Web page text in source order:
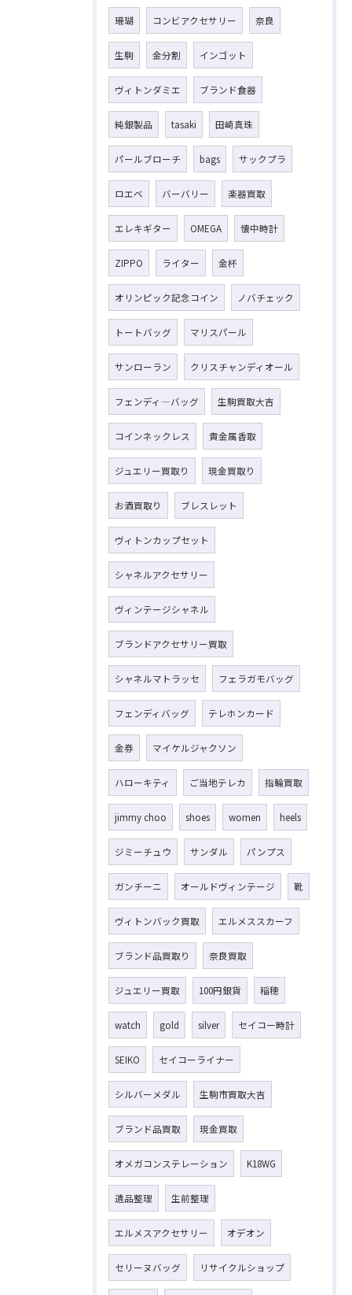
珊瑚 コンビアクセサリー 奈良
生駒 金分割 インゴット
ヴィトンダミエ ブランド食器
純銀製品 tasaki 田崎真珠
パールブローチ bags サックプラ
ロエベ バーバリー 楽器買取
エレキギター OMEGA 懐中時計
ZIPPO ライター 金杯
オリンピック記念コイン ノバチェック
トートバッグ マリスパール
サンローラン クリスチャンディオール
フェンディ―バッグ 生駒買取大吉
コインネックレス 貴金属香取
ジュエリー買取り 現金買取り
お酒買取り ブレスレット
ヴィトンカップセット
シャネルアクセサリー
ヴィンテージシャネル
ブランドアクセサリー買取
シャネルマトラッセ フェラガモバッグ
フェンディバッグ テレホンカード
金券 マイケルジャクソン
ハローキティ ご当地テレカ 指輪買取
jimmy choo shoes women heels
ジミーチュウ サンダル パンプス
ガンチーニ オールドヴィンテージ 靴
ヴィトンバック買取 エルメススカーフ
ブランド品買取り 奈良買取
ジュエリー買取 100円銀貨 稲穂
watch gold silver セイコー時計
SEIKO セイコーライナー
シルバーメダル 生駒市買取大吉
ブランド品買取 現金買取
オメガコンステレーション K18WG
遺品整理 生前整理
エルメスアクセサリー オデオン
セリーヌバッグ リサイクルショップ